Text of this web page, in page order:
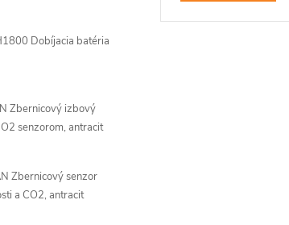
Dobíjacia batéria
Zbernicový izbový
senzorom, antracit
Zbernicový senzor
a CO2, antracit